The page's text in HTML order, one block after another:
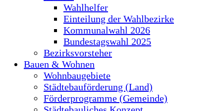
Wahlhelfer
Einteilung der Wahlbezirke
Kommunalwahl 2026
Bundestagswahl 2025
Bezirksvorsteher
Bauen & Wohnen
Wohnbaugebiete
Städtebauförderung (Land)
Förderprogramme (Gemeinde)